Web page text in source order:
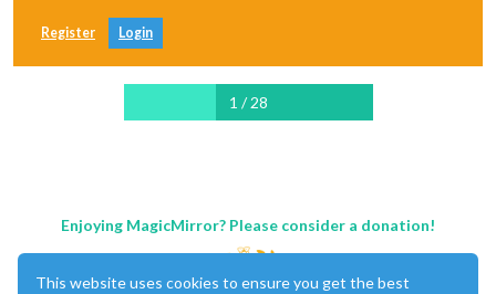
Register Login
1 / 28
Enjoying MagicMirror? Please consider a donation!
This website uses cookies to ensure you get the best